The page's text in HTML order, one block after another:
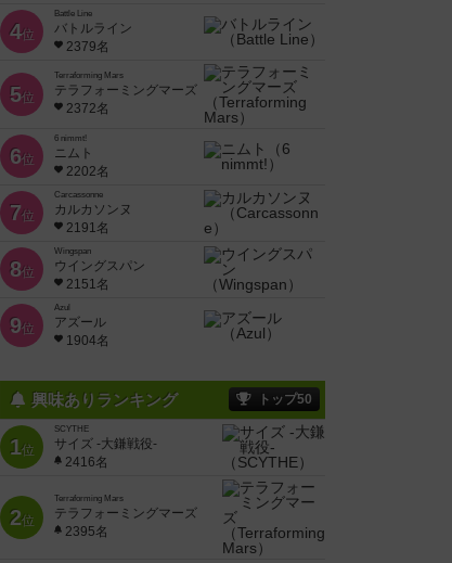
4位
Battle Line
バトルライン
2379名
5位
Terraforming Mars
テラフォーミングマーズ
2372名
6位
6 nimmt!
ニムト
2202名
7位
Carcassonne
カルカソンヌ
2191名
8位
Wingspan
ウイングスパン
2151名
9位
Azul
アズール
1904名
興味ありランキング トップ50
1位
SCYTHE
サイズ -大鎌戦役-
2416名
2位
Terraforming Mars
テラフォーミングマーズ
2395名